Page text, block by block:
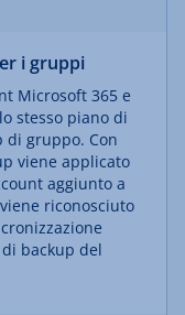
i gruppi
Microsoft 365 e
stesso piano di
di gruppo. Con
viene applicato
aggiunto a
riconosciuto
backup del